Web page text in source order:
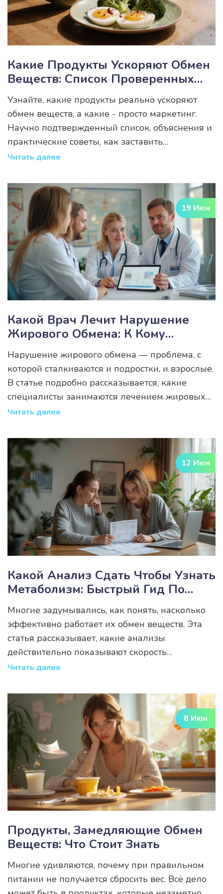
Какие Продукты Ускоряют Обмен
Веществ: Список Проверенных
Продуктов
Узнайте, какие продукты реально ускоряют
обмен веществ, а какие - просто маркетинг.
Научно подтвержденный список, объяснения и
практические советы, как заставить
метаболизм работать на полную мощность.
Читать далее
19 Июн
Какой Врач Лечит Нарушение
Жирового Обмена: К Кому
Обращаться При Метаболических
Сбоях
Нарушение жирового обмена — проблема, с
которой сталкиваются и подростки, и взрослые.
В статье подробно рассказывается, какие
специалисты занимаются лечением жировых
нарушений, где искать помощь и как проходит
выявить проблему, почему важно действовать
быстро и на что обращать внимание в
повседневной жизни. Практические советы и
неожиданные факты помогут понять, когда
действительно стоит записаться к врачу.
Читать далее
12 Июн
Какой Анализ Сдать Чтобы Узнать
Метаболизм: Быстрый Гид По
Обследованиям
Многие задумывались, как понять, насколько
эффективно работает их обмен веществ. Эта
статья рассказывает, какие анализы
действительно показывают скорость
метаболизма, что они означают и кому их
показатели стоит смотреть в первую очередь,
как подготовиться к обследованию и как
интерпретировать результаты. Приведены
реальные советы, актуальные для
повседневной жизни. Всё — коротко, понятно и
по делу.
Читать далее
8 Июн
Продукты, Замедляющие Обмен
Веществ: Что Стоит Знать
Многие удивляются, почему при правильном
питании не получается сбросить вес. Всё дело